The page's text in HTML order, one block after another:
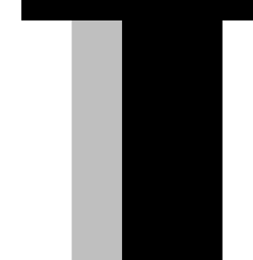
τάση δεν θα μπορούσε να